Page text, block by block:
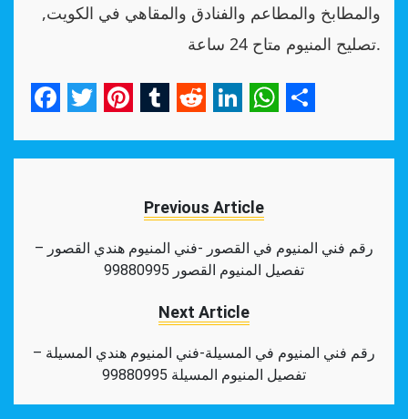
والمطابخ والمطاعم والفنادق والمقاهي في الكويت,
تصليح المنيوم متاح 24 ساعة.
Previous Article
رقم فني المنيوم في القصور -فني المنيوم هندي القصور –
تفصيل المنيوم القصور 99880995
Next Article
رقم فني المنيوم في المسيلة-فني المنيوم هندي المسيلة –
تفصيل المنيوم المسيلة 99880995